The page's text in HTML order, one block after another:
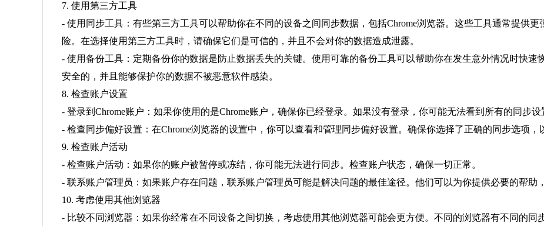
7. 使用第三方工具
- 使用同步工具：有些第三方工具可以帮助你在不同的设备之间同步数据，包括Chrome浏览器。这些工具通常提供
险。在选择使用第三方工具时，请确保它们是可信的，并且不会对你的数据造成泄露。
- 使用备份工具：定期备份你的数据是防止数据丢失的关键。使用可靠的备份工具可以帮助你在发生意外情况时快速
安全的，并且能够保护你的数据不被恶意软件感染。
8. 检查账户设置
- 登录到Chrome账户：如果你使用的是Chrome账户，确保你已经登录。如果没有登录，你可能无法看到所有的同步设
- 检查同步偏好设置：在Chrome浏览器的设置中，你可以查看和管理同步偏好设置。确保你选择了正确的同步选项，
9. 检查账户活动
- 检查账户活动：如果你的账户被暂停或冻结，你可能无法进行同步。检查账户状态，确保一切正常。
- 联系账户管理员：如果账户存在问题，联系账户管理员可能是解决问题的最佳途径。他们可以为你提供必要的帮助
10. 考虑使用其他浏览器
- 比较不同浏览器：如果你经常在不同设备之间切换，考虑使用其他浏览器可能会更方便。不同的浏览器有不同的同